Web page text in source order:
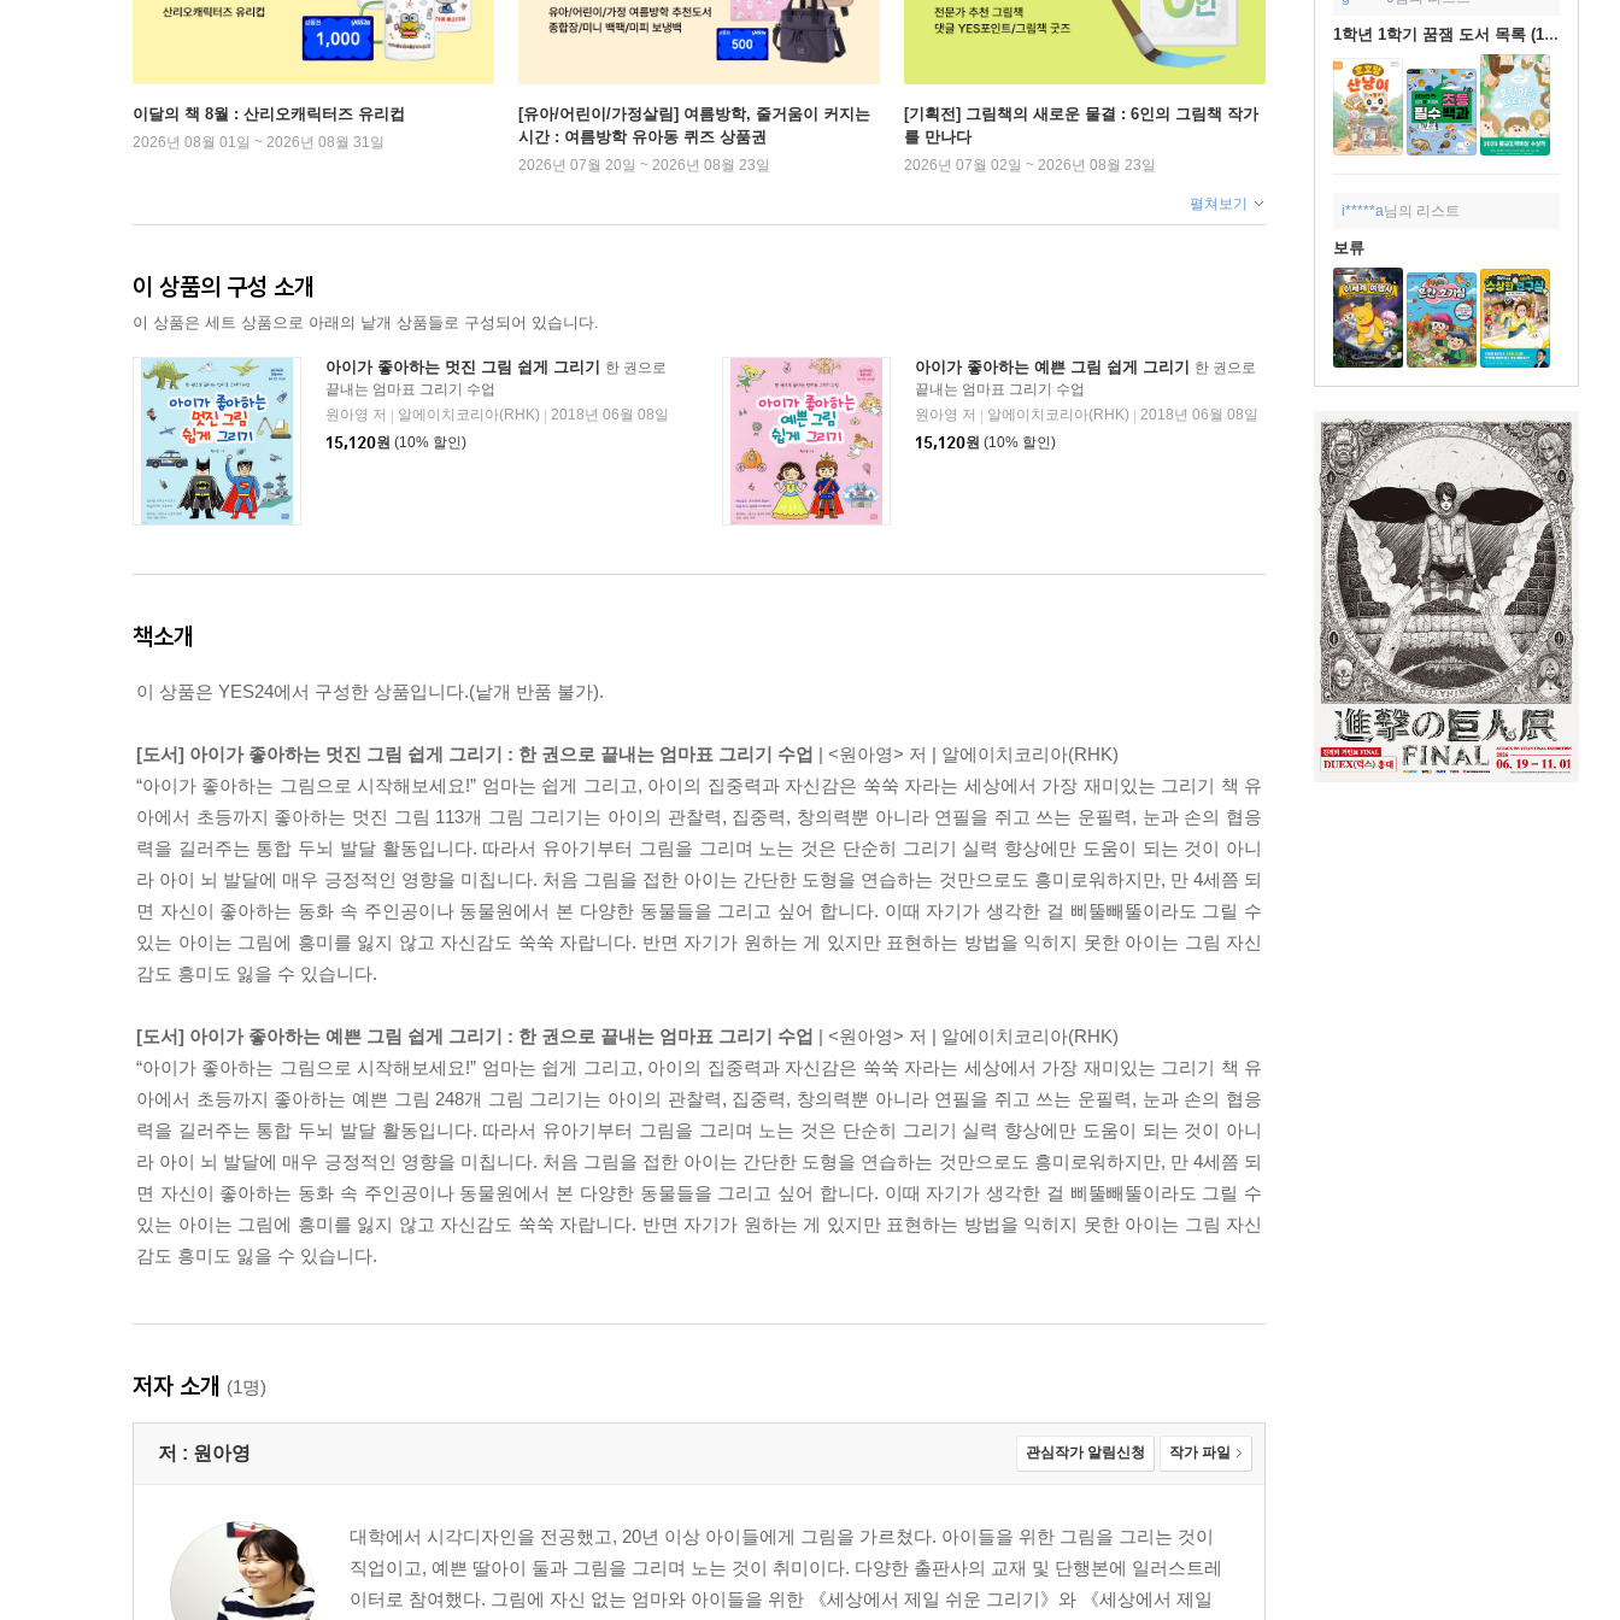
1학년 1학기 꿈잼 도서 목록 (1차)
i*****a님의 리스트
보류
이달의 책 8월 : 산리오캐릭터즈 유리컵
2026년 08월 01일 ~ 2026년 08월 31일
[유아/어린이/가정살림] 여름방학, 줄거움이 커지는
시간 : 여름방학 유아동 퀴즈 상품권
2026년 07월 20일 ~ 2026년 08월 23일
[기획전] 그림책의 새로운 물결 : 6인의 그림책 작가
를 만나다
2026년 07월 02일 ~ 2026년 08월 23일
펼쳐보기
이 상품의 구성 소개
이 상품은 세트 상품으로 아래의 낱개 상품들로 구성되어 있습니다.
아이가 좋아하는 멋진 그림 쉽게 그리기
한 권으로
끝내는 엄마표 그리기 수업
원아영 저
알에이치코리아(RHK)
2018년 06월 08일
15,120원 (10% 할인)
아이가 좋아하는 예쁜 그림 쉽게 그리기
한 권으로
끝내는 엄마표 그리기 수업
원아영 저
알에이치코리아(RHK)
2018년 06월 08일
15,120원 (10% 할인)
책소개
이 상품은 YES24에서 구성한 상품입니다.(낱개 반품 불가).
[도서] 아이가 좋아하는 멋진 그림 쉽게 그리기 : 한 권으로 끝내는 엄마표 그리기 수업 | <원아영> 저 | 알에이치코리아(RHK)
“아이가 좋아하는 그림으로 시작해보세요!” 엄마는 쉽게 그리고, 아이의 집중력과 자신감은 쑥쑥 자라는 세상에서 가장 재미있는 그리기 책 유
아에서 초등까지 좋아하는 멋진 그림 113개 그림 그리기는 아이의 관찰력, 집중력, 창의력뿐 아니라 연필을 쥐고 쓰는 운필력, 눈과 손의 협응
력을 길러주는 통합 두뇌 발달 활동입니다. 따라서 유아기부터 그림을 그리며 노는 것은 단순히 그리기 실력 향상에만 도움이 되는 것이 아니
라 아이 뇌 발달에 매우 긍정적인 영향을 미칩니다. 처음 그림을 접한 아이는 간단한 도형을 연습하는 것만으로도 흥미로워하지만, 만 4세쯤 되
면 자신이 좋아하는 동화 속 주인공이나 동물원에서 본 다양한 동물들을 그리고 싶어 합니다. 이때 자기가 생각한 걸 삐뚤빼뚤이라도 그릴 수
있는 아이는 그림에 흥미를 잃지 않고 자신감도 쑥쑥 자랍니다. 반면 자기가 원하는 게 있지만 표현하는 방법을 익히지 못한 아이는 그림 자신
감도 흥미도 잃을 수 있습니다.
[도서] 아이가 좋아하는 예쁜 그림 쉽게 그리기 : 한 권으로 끝내는 엄마표 그리기 수업 | <원아영> 저 | 알에이치코리아(RHK)
“아이가 좋아하는 그림으로 시작해보세요!” 엄마는 쉽게 그리고, 아이의 집중력과 자신감은 쑥쑥 자라는 세상에서 가장 재미있는 그리기 책 유
아에서 초등까지 좋아하는 예쁜 그림 248개 그림 그리기는 아이의 관찰력, 집중력, 창의력뿐 아니라 연필을 쥐고 쓰는 운필력, 눈과 손의 협응
력을 길러주는 통합 두뇌 발달 활동입니다. 따라서 유아기부터 그림을 그리며 노는 것은 단순히 그리기 실력 향상에만 도움이 되는 것이 아니
라 아이 뇌 발달에 매우 긍정적인 영향을 미칩니다. 처음 그림을 접한 아이는 간단한 도형을 연습하는 것만으로도 흥미로워하지만, 만 4세쯤 되
면 자신이 좋아하는 동화 속 주인공이나 동물원에서 본 다양한 동물들을 그리고 싶어 합니다. 이때 자기가 생각한 걸 삐뚤빼뚤이라도 그릴 수
있는 아이는 그림에 흥미를 잃지 않고 자신감도 쑥쑥 자랍니다. 반면 자기가 원하는 게 있지만 표현하는 방법을 익히지 못한 아이는 그림 자신
감도 흥미도 잃을 수 있습니다.
저자 소개 (1명)
저 : 원아영 관심작가 알림신청 작가 파일
대학에서 시각디자인을 전공했고, 20년 이상 아이들에게 그림을 가르쳤다. 아이들을 위한 그림을 그리는 것이
직업이고, 예쁜 딸아이 둘과 그림을 그리며 노는 것이 취미이다. 다양한 출판사의 교재 및 단행본에 일러스트레
이터로 참여했다. 그림에 자신 없는 엄마와 아이들을 위한 《세상에서 제일 쉬운 그리기》와 《세상에서 제일